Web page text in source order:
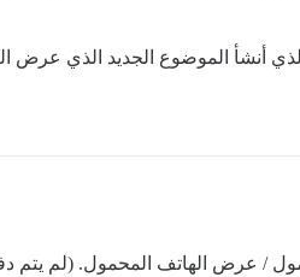
أنشأ الموضوع الجديد الذي عرض
/ عرض الهاتف المحمول. (لم يتم